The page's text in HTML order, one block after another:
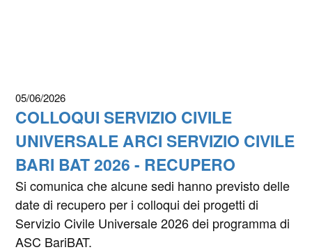
05/06/2026
COLLOQUI SERVIZIO CIVILE
UNIVERSALE ARCI SERVIZIO CIVILE
BARI BAT 2026 - RECUPERO
Si comunica che alcune sedi hanno previsto delle
date di recupero per i colloqui dei progetti di
Servizio Civile Universale 2026 dei programma di
ASC BariBAT.